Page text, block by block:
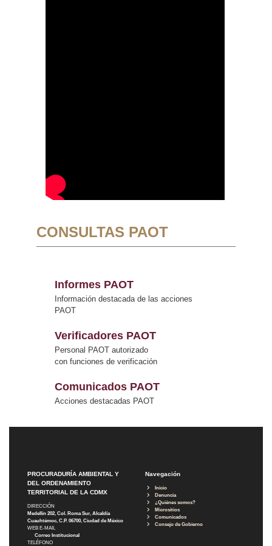
CONSULTAS PAOT
Informes PAOT
Información destacada de las acciones
PAOT
Verificadores PAOT
Personal PAOT autorizado
con funciones de verificación
Comunicados PAOT
Acciones destacadas PAOT
PROCURADURÍA AMBIENTAL Y
DEL ORDENAMIENTO
TERRITORIAL DE LA CDMX
DIRECCIÓN
Medellín 202, Col. Roma Sur, Alcaldía
Cuauhtémoc, C.P. 06700, Ciudad de México
WEB E-MAIL
Correo Institucional
TELÉFONO
Navegación
Inicio
Denuncia
¿Quiénes somos?
Micrositios
Comunicados
Consejo de Gobierno